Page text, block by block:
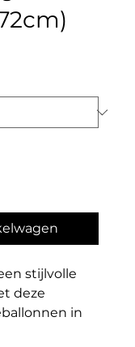
stijlvolle
deze
in